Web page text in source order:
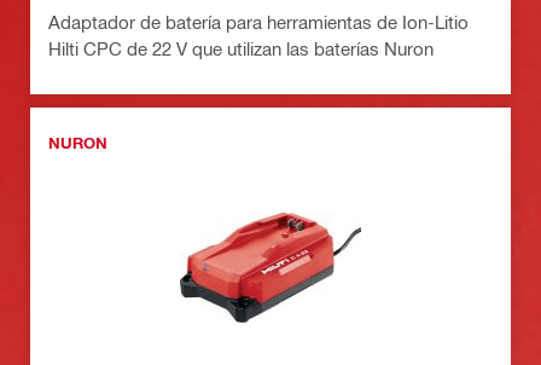
Adaptador de batería para herramientas de Ion-Litio
Hilti CPC de 22 V que utilizan las baterías Nuron
NURON